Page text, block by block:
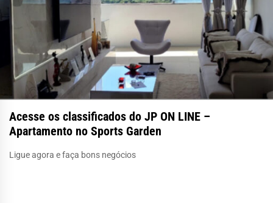
Acesse os classificados do JP ON LINE –
Apartamento no Sports Garden
Ligue agora e faça bons negócios